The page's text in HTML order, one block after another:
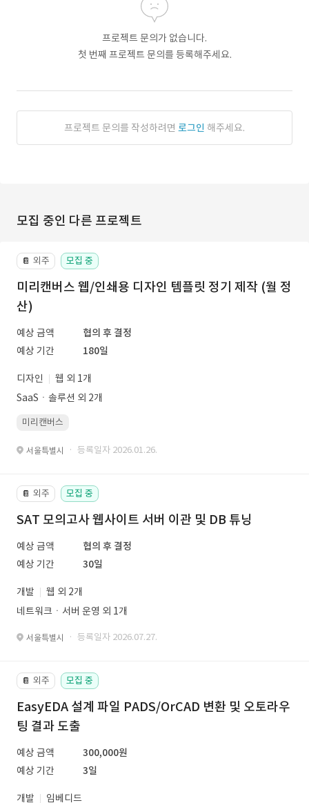
프로젝트 문의가 없습니다.
첫 번째 프로젝트 문의를 등록해주세요.
프로젝트 문의를 작성하려면 로그인 해주세요.
모집 중인 다른 프로젝트
📔 외주 모집 중
미리캔버스 웹/인쇄용 디자인 템플릿 정기 제작 (월 정
산)
예상 금액
협의 후 결정
예상 기간
180일
디자인
웹 외 1개
SaaSㆍ솔루션 외 2개
미리캔버스
서울특별시 · 등록일자 2026.01.26.
📔 외주 모집 중
SAT 모의고사 웹사이트 서버 이관 및 DB 튜닝
예상 금액
협의 후 결정
예상 기간
30일
개발
웹 외 2개
네트워크ㆍ서버 운영 외 1개
서울특별시 · 등록일자 2026.07.27.
📔 외주 모집 중
EasyEDA 설계 파일 PADS/OrCAD 변환 및 오토라우
팅 결과 도출
예상 금액
300,000원
예상 기간
3일
개발
임베디드